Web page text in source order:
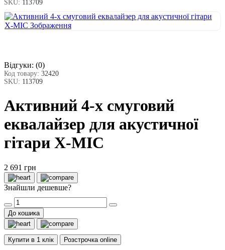
SKU: 113709
Відгуки: (0)
Код товару: 32420
SKU: 113709
Активний 4-х смуговий
еквалайзер для акустичної
гітари X-MIC
2 691 грн
Знайшли дешевше?
До кошика
Купити в 1 клік Розстрочка online